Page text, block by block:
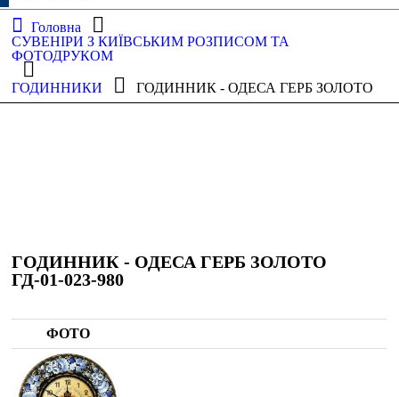
Головна
СУВЕНІРИ З КИЇВСЬКИМ РОЗПИСОМ ТА
ФОТОДРУКОМ
ГОДИННИКИ ГОДИННИК - ОДЕСА ГЕРБ ЗОЛОТО
ГОДИННИК - ОДЕСА ГЕРБ ЗОЛОТО
ГД-01-023-980
ФОТО